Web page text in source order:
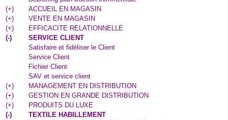
(+)
ACCUEIL EN MAGASIN
(+)
VENTE EN MAGASIN
(+)
EFFICACITE RELATIONNELLE
(-)
SERVICE CLIENT
Satisfaire et fidéliser le Client
Service Client
Fichier Client
SAV et service client
(+)
MANAGEMENT EN DISTRIBUTION
(+)
GESTION EN GRANDE DISTRIBUTION
(+)
PRODUITS DU LUXE
(-)
TEXTILE HABILLEMENT